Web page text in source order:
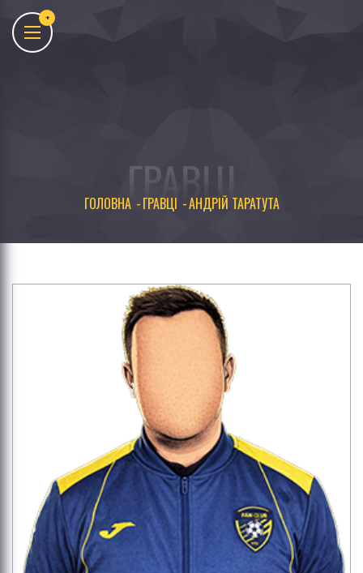
ГРАВЦІ
ГОЛОВНА ГРАВЦІ АНДРІЙ ТАРАТУТА